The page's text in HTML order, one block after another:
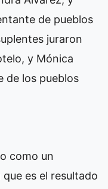
de pueblos
juraron
y Mónica
de los pueblos
como un
es el resultado